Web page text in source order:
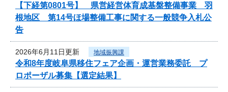
【下経第0801号】 県営経営体育成基盤整備事業 羽
根地区 第14号ほ場整備工事に関する一般競争入札公
告
2026年6月11日更新 地域振興課
令和8年度岐阜県移住フェア企画・運営業務委託 プ
ロポーザル募集【選定結果】